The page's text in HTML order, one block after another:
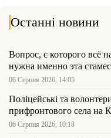
Останні новини
Вопрос, с которого всё
нужна именно эта
06 Серпня 2026, 14:05
Поліцейські та
прифронтового села на
06 Серпня 2026, 10:18